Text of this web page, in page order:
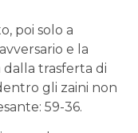
poi solo a
e la
dalla trasferta di
gli zaini non
59-36.